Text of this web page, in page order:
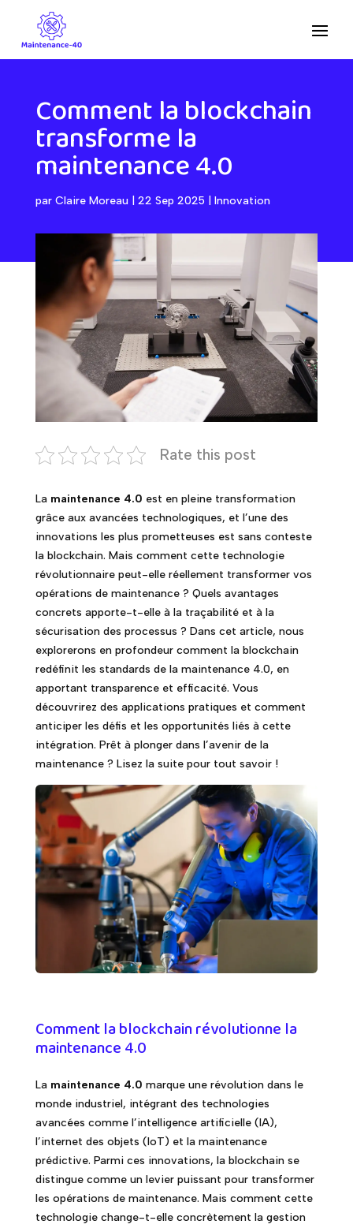
Comment la blockchain
transforme la
maintenance 4.0
par Claire Moreau| 22 Sep 2025 Innovation
Rate this post
La maintenance 4.0 est en pleine transformation
grâce aux avancées technologiques, et l’une des
innovations les plus prometteuses est sans conteste
la blockchain. Mais comment cette technologie
révolutionnaire peut-elle réellement transformer vos
opérations de maintenance ? Quels avantages
concrets apporte-t-elle à la traçabilité et à la
sécurisation des processus ? Dans cet article, nous
explorerons en profondeur comment la blockchain
redéfinit les standards de la maintenance 4.0, en
apportant transparence et efficacité. Vous
découvrirez des applications pratiques et comment
anticiper les défis et les opportunités liés à cette
intégration. Prêt à plonger dans l’avenir de la
maintenance ? Lisez la suite pour tout savoir !
Comment la blockchain révolutionne la
maintenance 4.0
La maintenance 4.0 marque une révolution dans le
monde industriel, intégrant des technologies
avancées comme l’intelligence artificielle (IA),
l’internet des objets (IoT) et la maintenance
prédictive. Parmi ces innovations, la blockchain se
distingue comme un levier puissant pour transformer
les opérations de maintenance. Mais comment cette
technologie change-t-elle concrètement la gestion